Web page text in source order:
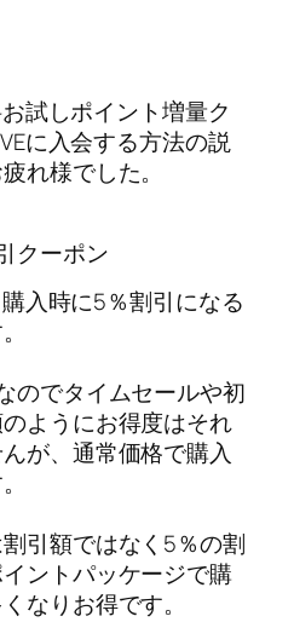
試しポイント増量ク
に入会する方法の説
れ様でした。
クーポン
入時に5％割引になる
のでタイムセールや初
ようにお得度はそれ
が、通常価格で購入
引額ではなく5％の割
ントパッケージで購
なりお得です。